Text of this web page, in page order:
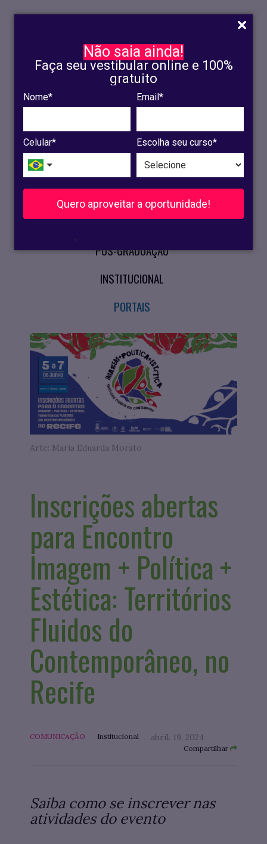
Não saia ainda!
Faça seu vestibular online e 100%
gratuito
Nome* Email*
Celular* Escolha seu curso*
Quero aproveitar a oportunidade!
.
INSCRIÇÃO
OLINDA
RECIFE
VESTIBULAR
CURSOS PRESENCIAIS
PÓS-GRADUAÇÃO
INSTITUCIONAL
PORTAIS
Arte: Maria Eduarda Morato
Inscrições abertas
para Encontro
Imagem + Política +
Estética: Territórios
Fluidos do
Contemporâneo, no
Recife
COMUNICAÇÃO Institucional abril. 19, 2024
Compartilhar
Saiba como se inscrever nas
atividades do evento